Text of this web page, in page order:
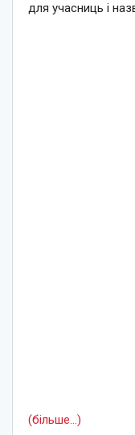
для учасниць і
(більше…)